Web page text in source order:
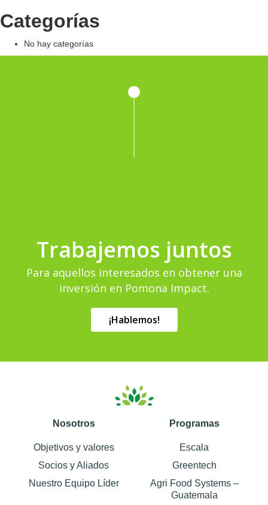
Categorías
No hay categorías
Trabajemos juntos
Para aquellos interesados ​​en obtener una
inversión en Pomona Impact.
¡Hablemos!
Nosotros
Objetivos y valores
Socios y Aliados
Nuestro Equipo Líder
Programas
Escala
Greentech
Agri Food Systems –
Guatemala